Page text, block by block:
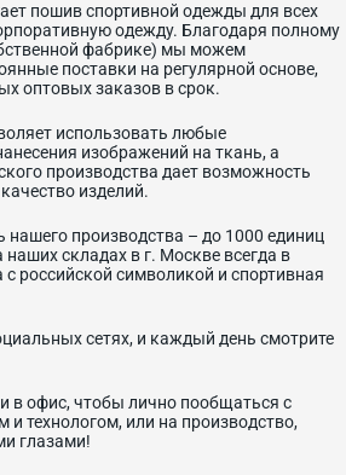
пошив спортивной одежды для всех
одежду. Благодаря полному
фабрике) мы можем
поставки на регулярной основе,
оптовых заказов в срок.
использовать любые
изображений на ткань, а
производства дает возможность
изделий.
нашего производства – до 1000 единиц
наших складах в г. Москве всегда в
российской символикой и спортивная
сетях, и каждый день смотрите
в офис, чтобы лично пообщаться с
технологом, или на производство,
глазами!